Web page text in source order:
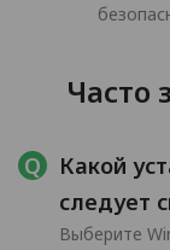
Часто
Какой
следует
Выберите